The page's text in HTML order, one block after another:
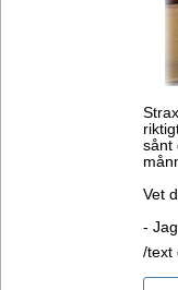
sånt
Vet
-
/text